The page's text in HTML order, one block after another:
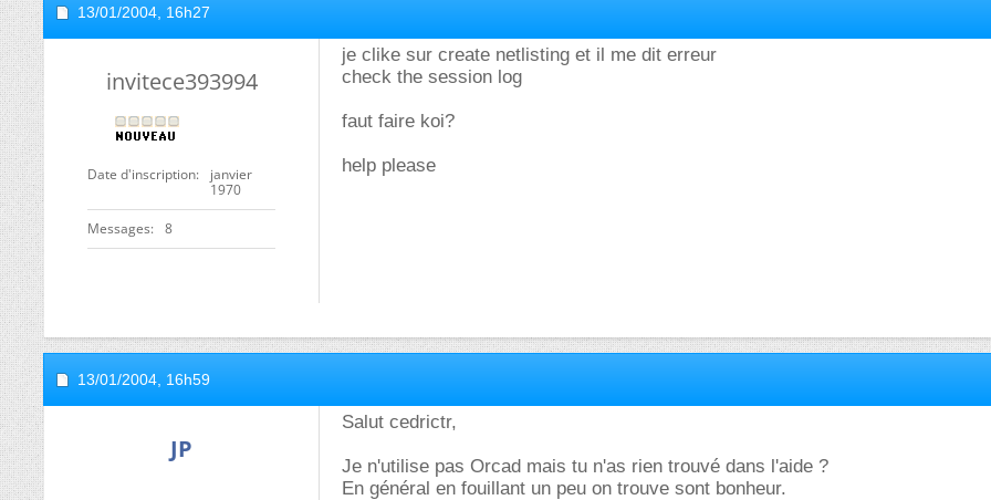
13/01/2004, 16h27
invitece393994
Date d'inscription
janvier
1970
Messages 8
je clike sur create netlisting et il me dit erreur
check the session log
faut faire koi?
help please
13/01/2004, 16h59
JP
Salut cedrictr,
Je n'utilise pas Orcad mais tu n'as rien trouvé dans l'aide ?
En général en fouillant un peu on trouve sont bonheur.